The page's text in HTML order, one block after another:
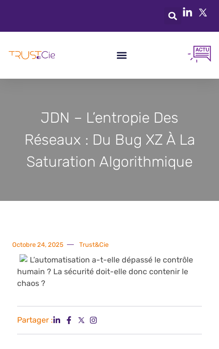
JDN – L’entropie Des
Réseaux : Du Bug XZ À La
Saturation Algorithmique
Octobre 24, 2025 Trust&Cie
L’automatisation a-t-elle dépassé le contrôle
humain ? La sécurité doit-elle donc contenir le
chaos ?
Partager :